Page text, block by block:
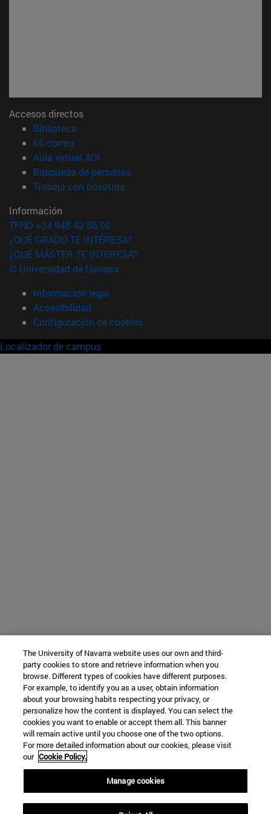
Accesos directos
Biblioteca
Mi correo(abre en nueva ventana)
Aula virtual ADI
Búsqueda de personas(abre en nueva ventana)
Trabaja con nosotros(abre en nueva ventana)
Información
TFNO +34 948 42 56 00
¿QUÉ GRADO TE INTERESA?
¿QUÉ MÁSTER TE INTERESA?
© Universidad de Navarra
Información legal
Accesibilidad
Configuración de cookies
Localizador de campus
The University of Navarra website uses our own and third-
party cookies to store and retrieve information when you
browse. Different types of cookies have different purposes.
For example, to identify you as a user, obtain information
about your browsing habits respecting your privacy, or
personalize how the content is displayed. You can select the
cookies you want to enable or accept them all. This banner
will remain active until you choose one of the two options.
For more detailed information about our cookies, please visit
our Cookie Policy.
Manage cookies